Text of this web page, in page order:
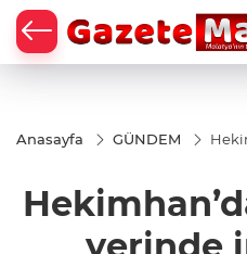
Anasayfa GÜNDEM